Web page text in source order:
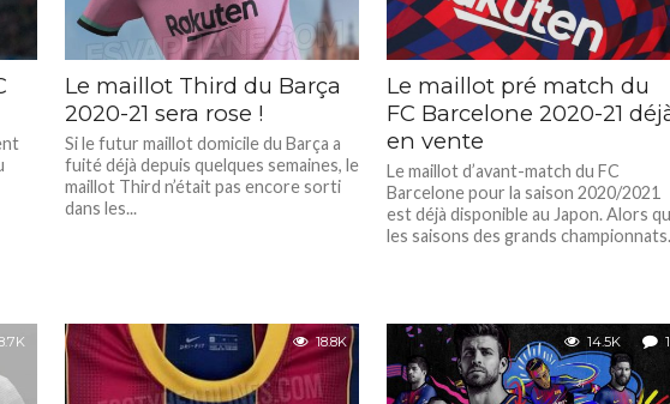
Le maillot Third du Barça
2020-21 sera rose !
Si le futur maillot domicile du Barça a
fuité déjà depuis quelques semaines, le
maillot Third n’était pas encore sorti
dans les...
Le maillot pré match du
FC Barcelone 2020-21
en vente
Le maillot d’avant-match du FC
Barcelone pour la saison 2020/2021
est déjà disponible au Japon. Alors
les saisons des grands
18.8K 14.5K 1